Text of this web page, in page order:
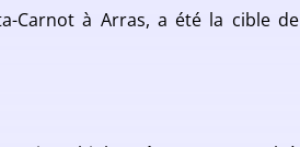
Carnot à Arras, a été la cible de